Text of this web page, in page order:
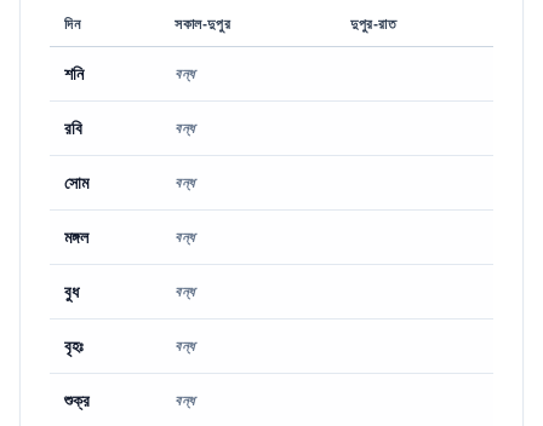
দিন সকাল-দুপুর দুপুর-রাত
শনি বন্ধ
রবি বন্ধ
সোম বন্ধ
মঙ্গল বন্ধ
বুধ বন্ধ
বৃহঃ বন্ধ
শুক্র বন্ধ